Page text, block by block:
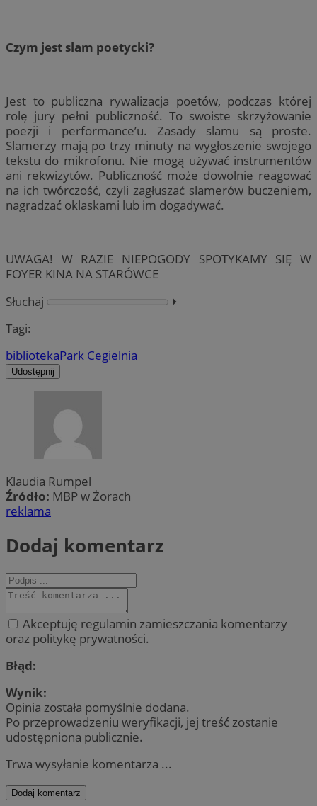
Czym jest slam poetycki?
Jest to publiczna rywalizacja poetów, podczas której
rolę jury pełni publiczność. To swoiste skrzyżowanie
poezji i performance’u. Zasady slamu są proste.
Slamerzy mają po trzy minuty na wygłoszenie swojego
tekstu do mikrofonu. Nie mogą używać instrumentów
ani rekwizytów. Publiczność może dowolnie reagować
na ich twórczość, czyli zagłuszać slamerów buczeniem,
nagradzać oklaskami lub im dogadywać.
UWAGA! W RAZIE NIEPOGODY SPOTYKAMY SIĘ W
FOYER KINA NA STARÓWCE
Słuchaj
⏵︎
Tagi:
bibliotekaPark Cegielnia
Udostępnij
Klaudia Rumpel
Źródło: MBP w Żorach
reklama
Dodaj komentarz
Akceptuję regulamin zamieszczania komentarzy
oraz politykę prywatności.
Błąd:
Wynik:
Opinia została pomyślnie dodana.
Po przeprowadzeniu weryfikacji, jej treść zostanie
udostępniona publicznie.
Trwa wysyłanie komentarza ...
Dodaj komentarz